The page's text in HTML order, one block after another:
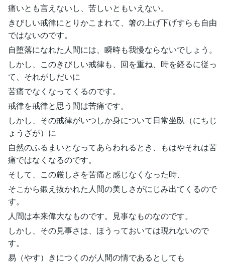
痛いとも言えないし、苦しいともいえない。
きびしい戒律にとりかこまれて、箸の上げ下げすらも自由
ではないのです。
自堕落になれた人間には、瞬時も我慢ならないでしょう。
しかし、このきびしい戒律も、回を重ね、時を経るに従っ
て、それがしだいに
苦痛でなくなってくるのです。
戒律を戒律と思う間は苦痛です。
しかし、その戒律がいつしか身について日常坐臥（にちじ
ょうざが）に
自然のふるまいとなってあらわれるとき、もはやそれは苦
痛ではなくなるのです。
そして、この厳しさを苦痛と感じなくなった時、
そこから鍛え抜かれた人間の美しさがにじみ出てくるので
す。
人間は本来偉大なものです。見事なものなのです。
しかし、その見事さは、ほうっておいては現れないので
す。
易（やす）きにつくのが人間の情であるとしても